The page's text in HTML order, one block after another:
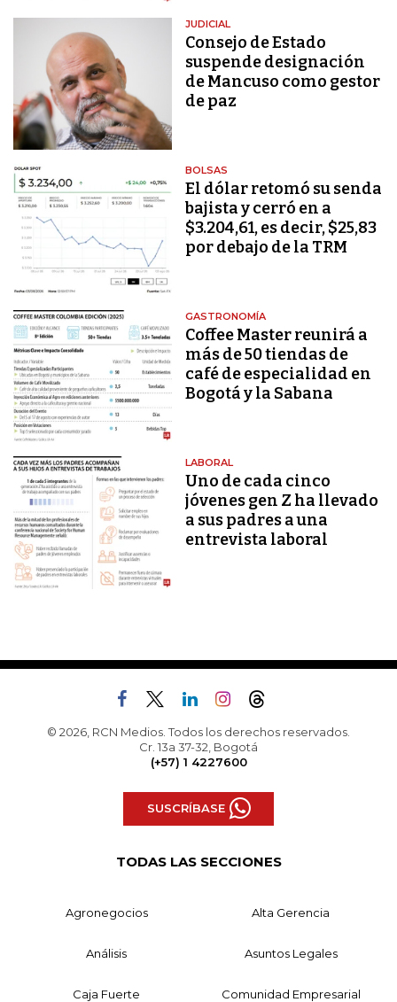
JUDICIAL
Consejo de Estado
suspende designación
de Mancuso como gestor
de paz
BOLSAS
El dólar retomó su senda
bajista y cerró en a
$3.204,61, es decir, $25,83
por debajo de la TRM
GASTRONOMÍA
Coffee Master reunirá a
más de 50 tiendas de
café de especialidad en
Bogotá y la Sabana
LABORAL
Uno de cada cinco
jóvenes gen Z ha llevado
a sus padres a una
entrevista laboral
© 2026, RCN Medios. Todos los derechos reservados.
Cr. 13a 37-32, Bogotá
(+57) 1 4227600
SUSCRÍBASE
TODAS LAS SECCIONES
Agronegocios Alta Gerencia
Análisis Asuntos Legales
Caja Fuerte Comunidad Empresarial